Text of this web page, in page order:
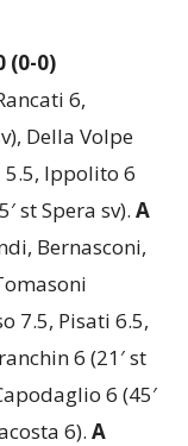
(0-0)
6,
Della Volpe
5.5, Ippolito 6
st Spera sv). A
Bernasconi,
7.5, Pisati 6.5,
6 (21′ st
6 (45′
6). A